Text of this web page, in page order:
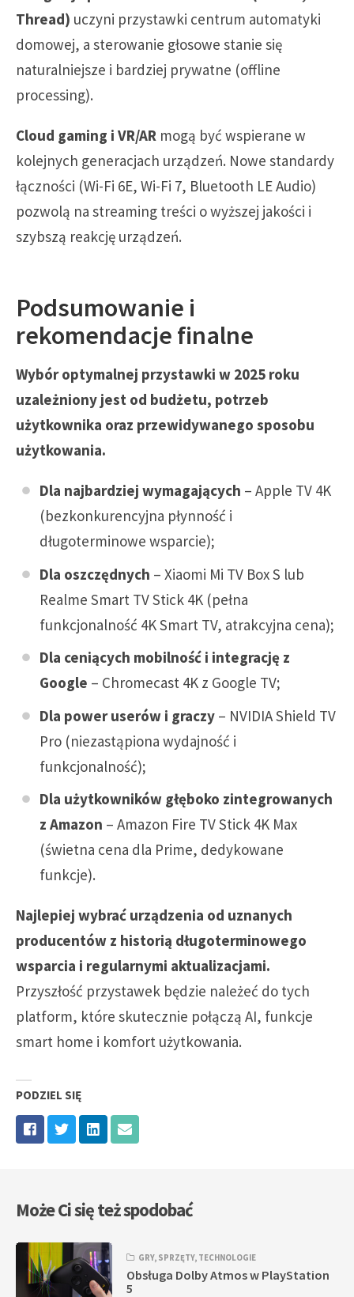
Thread) uczyni przystawki centrum automatyki
domowej, a sterowanie głosowe stanie się
naturalniejsze i bardziej prywatne (offline
processing).
Cloud gaming i VR/AR mogą być wspierane w
kolejnych generacjach urządzeń. Nowe standardy
łączności (Wi-Fi 6E, Wi-Fi 7, Bluetooth LE Audio)
pozwolą na streaming treści o wyższej jakości i
szybszą reakcję urządzeń.
Podsumowanie i
rekomendacje finalne
Wybór optymalnej przystawki w 2025 roku
uzależniony jest od budżetu, potrzeb
użytkownika oraz przewidywanego sposobu
użytkowania.
Dla najbardziej wymagających – Apple TV 4K
(bezkonkurencyjna płynność i
długoterminowe wsparcie);
Dla oszczędnych – Xiaomi Mi TV Box S lub
Realme Smart TV Stick 4K (pełna
funkcjonalność 4K Smart TV, atrakcyjna cena);
Dla ceniących mobilność i integrację z
Google – Chromecast 4K z Google TV;
Dla power userów i graczy – NVIDIA Shield TV
Pro (niezastąpiona wydajność i
funkcjonalność);
Dla użytkowników głęboko zintegrowanych
z Amazon – Amazon Fire TV Stick 4K Max
(świetna cena dla Prime, dedykowane
funkcje).
Najlepiej wybrać urządzenia od uznanych
producentów z historią długoterminowego
wsparcia i regularnymi aktualizacjami.
Przyszłość przystawek będzie należeć do tych
platform, które skutecznie połączą AI, funkcje
smart home i komfort użytkowania.
PODZIEL SIĘ
Może Ci się też spodobać
GRY, SPRZĘTY, TECHNOLOGIE
Obsługa Dolby Atmos w PlayStation
5